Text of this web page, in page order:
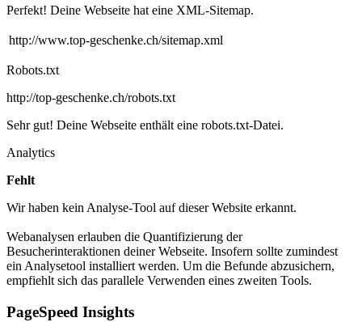
Perfekt! Deine Webseite hat eine XML-Sitemap.
http://www.top-geschenke.ch/sitemap.xml
Robots.txt
http://top-geschenke.ch/robots.txt
Sehr gut! Deine Webseite enthält eine robots.txt-Datei.
Analytics
Fehlt
Wir haben kein Analyse-Tool auf dieser Website erkannt.
Webanalysen erlauben die Quantifizierung der
Besucherinteraktionen deiner Webseite. Insofern sollte zumindest
ein Analysetool installiert werden. Um die Befunde abzusichern,
empfiehlt sich das parallele Verwenden eines zweiten Tools.
PageSpeed Insights